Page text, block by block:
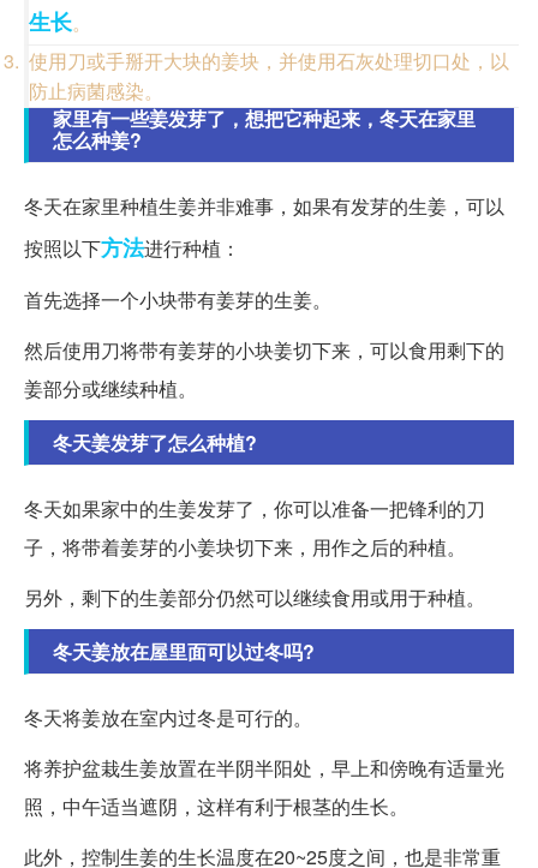
生长。
使用刀或手掰开大块的姜块，并使用石灰处理切口处，以
防止病菌感染。
家里有一些姜发芽了，想把它种起来，冬天在家里
怎么种姜?
冬天在家里种植生姜并非难事，如果有发芽的生姜，可以
按照以下方法进行种植：
首先选择一个小块带有姜芽的生姜。
然后使用刀将带有姜芽的小块姜切下来，可以食用剩下的
姜部分或继续种植。
冬天姜发芽了怎么种植?
冬天如果家中的生姜发芽了，你可以准备一把锋利的刀
子，将带着姜芽的小姜块切下来，用作之后的种植。
另外，剩下的生姜部分仍然可以继续食用或用于种植。
冬天姜放在屋里面可以过冬吗?
冬天将姜放在室内过冬是可行的。
将养护盆栽生姜放置在半阴半阳处，早上和傍晚有适量光
照，中午适当遮阴，这样有利于根茎的生长。
此外，控制生姜的生长温度在20~25度之间，也是非常重